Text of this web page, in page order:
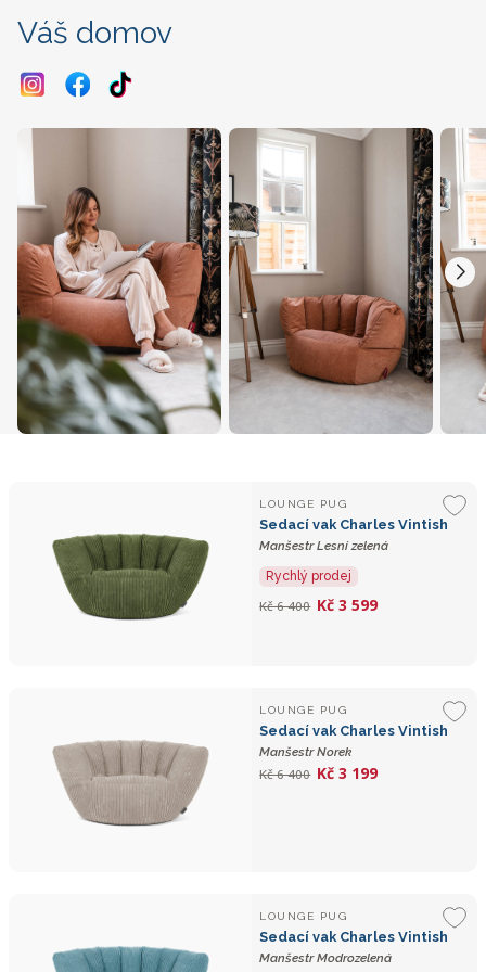
Váš domov
LOUNGE PUG
Sedací vak Charles Vintish
Manšestr Lesní zelená
Rychlý prodej
Kč 6 400 Kč 3 599
LOUNGE PUG
Sedací vak Charles Vintish
Manšestr Norek
Kč 6 400 Kč 3 199
LOUNGE PUG
Sedací vak Charles Vintish
Manšestr Modrozelená